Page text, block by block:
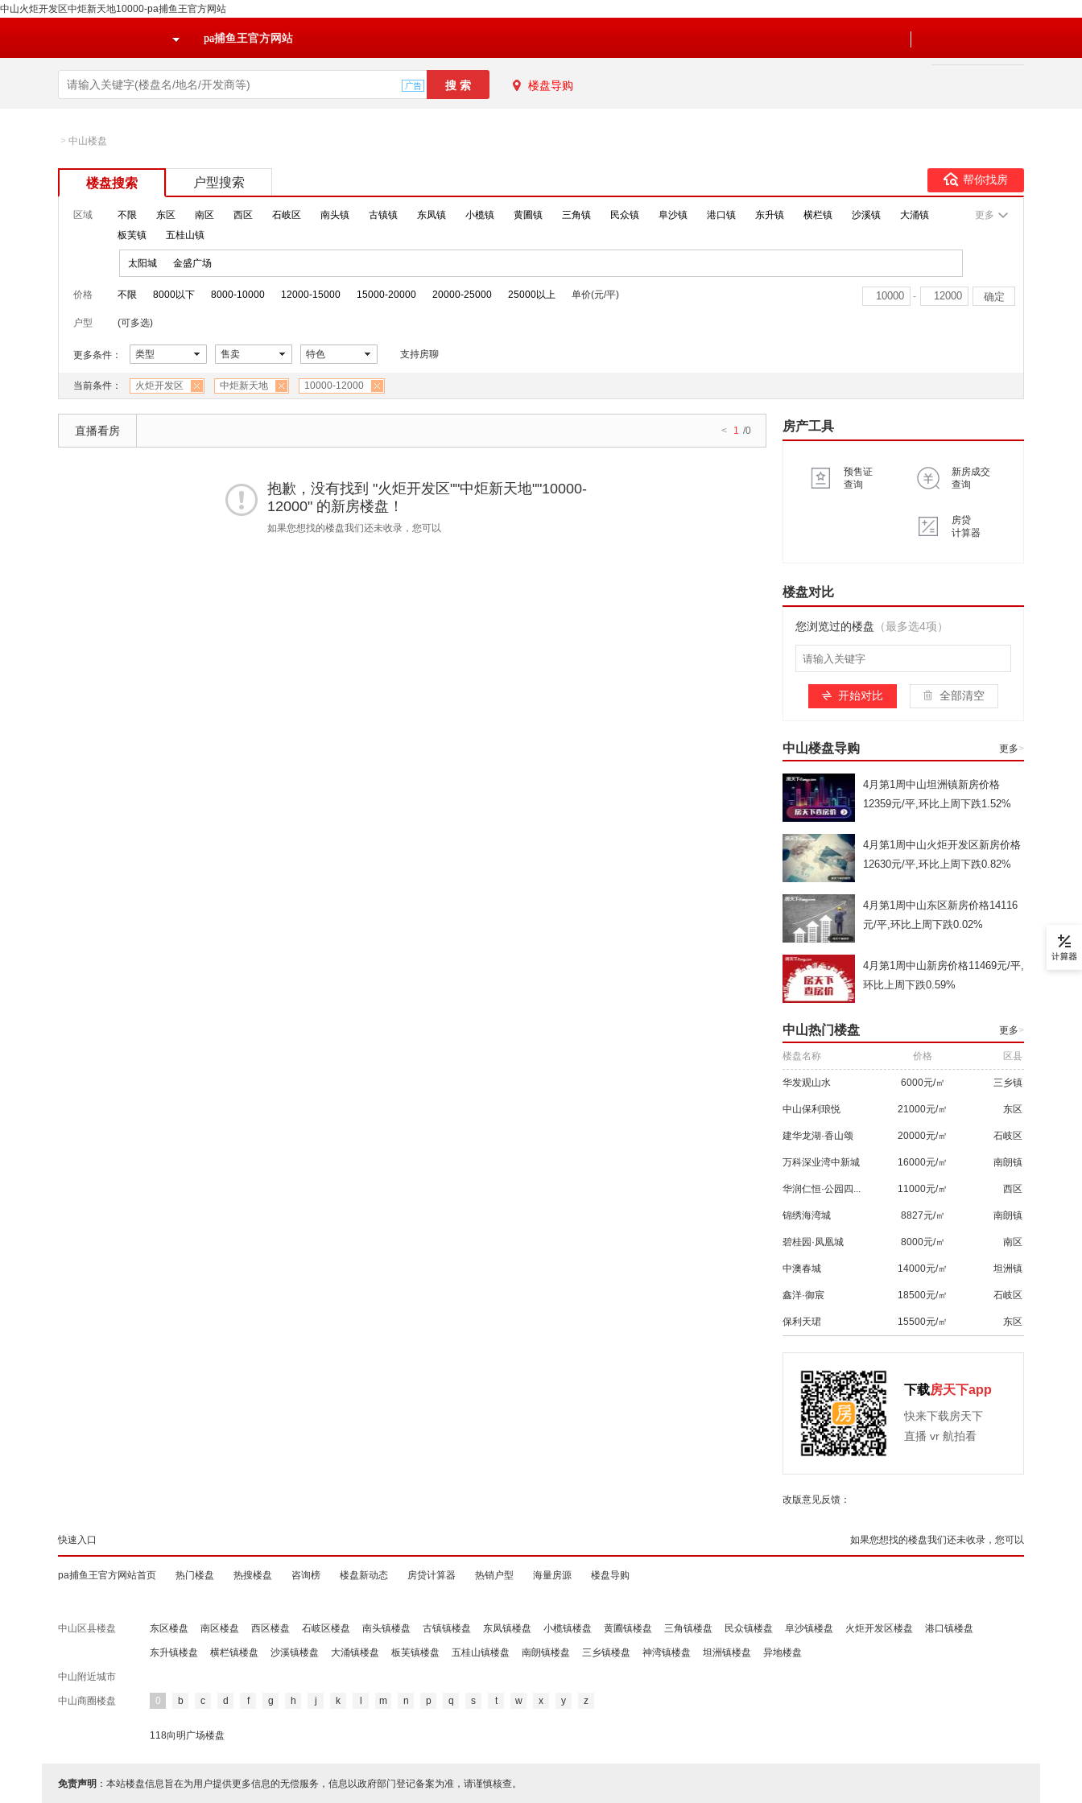
中山火炬开发区中炬新天地10000-pa捕鱼王官方网站
pa捕鱼王官方网站
楼盘导购
> 中山楼盘
楼盘搜索 户型搜索 帮你找房
区域 不限 东区 南区 西区 石岐区 南头镇 古镇镇 东凤镇 小榄镇 黄圃镇 三角镇 民众镇 阜沙镇 港口镇 东升镇 横栏镇 沙溪镇
大涌镇
板芙镇
五桂山镇
更多
太阳城 金盛广场
价格 不限 8000以下 8000-10000 12000-15000 15000-20000 20000-25000 25000以上 单价(元/平) -
户型 (可多选)
更多条件： 类型 售卖 特色 支持房聊
当前条件： 火炬开发区 中炬新天地 10000-12000
直播看房 < 1 /0
抱歉，没有找到 "火炬开发区""中炬新天地""10000-
12000" 的新房楼盘！
如果您想找的楼盘我们还未收录，您可以
房产工具
预售证
查询
新房成交
查询
房贷
计算器
楼盘对比
您浏览过的楼盘 （最多选4项）
开始对比 全部清空
中山楼盘导购 更多>
4月第1周中山坦洲镇新房价格
12359元/平,环比上周下跌1.52%
4月第1周中山火炬开发区新房价格
12630元/平,环比上周下跌0.82%
4月第1周中山东区新房价格14116
元/平,环比上周下跌0.02%
4月第1周中山新房价格11469元/平,
环比上周下跌0.59%
中山热门楼盘 更多>
楼盘名称 价格 区县
华发观山水 6000元/㎡ 三乡镇
中山保利琅悦 21000元/㎡ 东区
建华龙湖·香山颂 20000元/㎡ 石岐区
万科深业湾中新城 16000元/㎡ 南朗镇
华润仁恒·公园四... 11000元/㎡ 西区
锦绣海湾城 8827元/㎡ 南朗镇
碧桂园·凤凰城 8000元/㎡ 南区
中澳春城 14000元/㎡ 坦洲镇
鑫洋·御宸 18500元/㎡ 石岐区
保利天珺 15500元/㎡ 东区
下载房天下app
快来下载房天下
直播 vr 航拍看
改版意见反馈：
如果您想找的楼盘我们还未收录，您可以
快速入口
pa捕鱼王官方网站首页 热门楼盘 热搜楼盘 咨询榜 楼盘新动态 房贷计算器 热销户型 海量房源 楼盘导购
中山区县楼盘 东区楼盘 南区楼盘 西区楼盘 石岐区楼盘 南头镇楼盘 古镇镇楼盘 东凤镇楼盘 小榄镇楼盘 黄圃镇楼盘 三角镇楼盘 民众镇楼盘 阜沙镇楼盘 火炬开发区楼盘 港口镇楼盘
东升镇楼盘 横栏镇楼盘 沙溪镇楼盘 大涌镇楼盘 板芙镇楼盘 五桂山镇楼盘 南朗镇楼盘 三乡镇楼盘 神湾镇楼盘 坦洲镇楼盘 异地楼盘
中山附近城市
中山商圈楼盘 0 b c d f g h j k m n p q s t w x y z
118向明广场楼盘
免责声明 ：本站楼盘信息旨在为用户提供更多信息的无偿服务，信息以政府部门登记备案为准，请谨慎核查。